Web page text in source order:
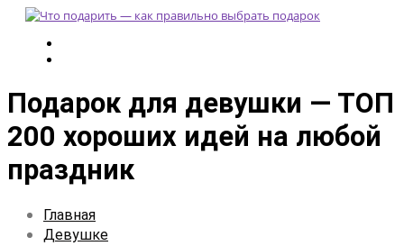
Подарок для девушки — ТОП
200 хороших идей на любой
праздник
Главная
Девушке